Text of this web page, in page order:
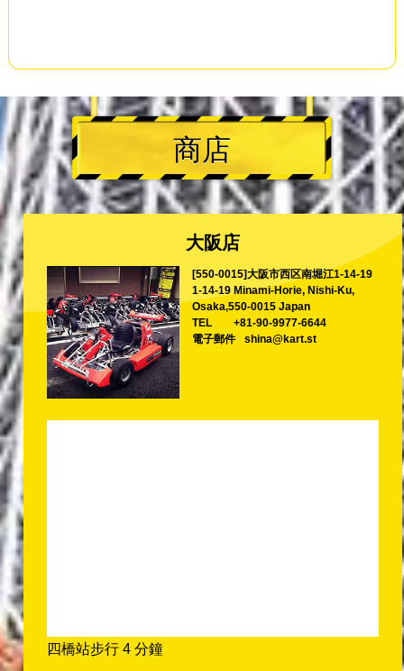
商店
大阪店
[550-0015]大阪市西区南堀江1-14-19
1-14-19 Minami-Horie, Nishi-Ku,
Osaka,550-0015 Japan
TEL
+81-90-9977-6644
電子郵件
shina@kart.st
四橋站步行 4 分鐘